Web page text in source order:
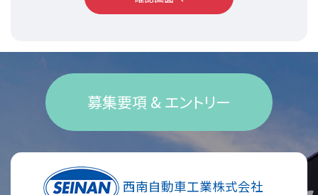
募集要項 & エントリー
西南自動車工業株式会社